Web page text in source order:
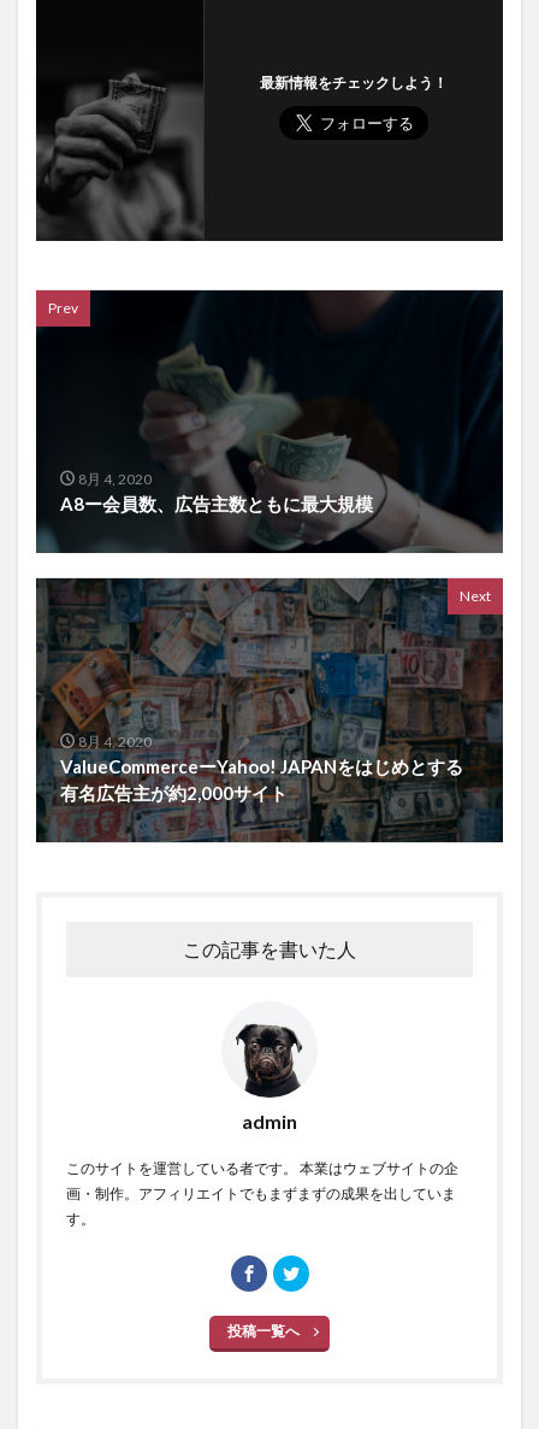
最新情報をチェックしよう！
Prev
8月 4, 2020
A8ー会員数、広告主数ともに最大規模
Next
8月 4, 2020
ValueCommerceーYahoo! JAPANをはじめとする
有名広告主が約2,000サイト
この記事を書いた人
admin
このサイトを運営している者です。 本業はウェブサイトの企
画・制作。アフィリエイトでもまずまずの成果を出していま
す。
投稿一覧へ